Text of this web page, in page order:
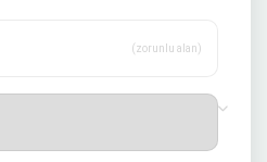
(zorunlu alan)